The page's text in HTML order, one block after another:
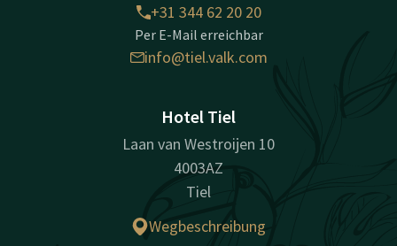
+31 344 62 20 20
Per E-Mail erreichbar
info@tiel.valk.com
Hotel Tiel
Laan van Westroijen 10
4003AZ
Tiel
Wegbeschreibung